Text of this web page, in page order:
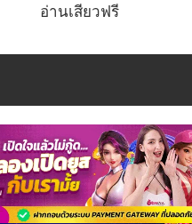
อ่านเสียวฟรี